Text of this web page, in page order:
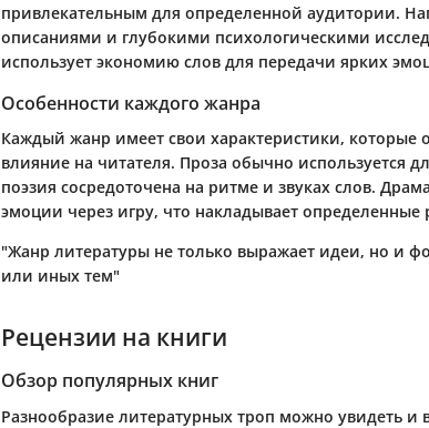
привлекательным для определенной аудитории.
описаниями и глубокими психологическими
использует экономию слов для передачи ярких
Особенности каждого жанра
Каждый жанр имеет свои характеристики, которые
влияние на читателя. Проза обычно используется
поэзия сосредоточена на ритме и звуках слов.
эмоции через игру, что накладывает определенные
"Жанр литературы не только выражает идеи, но и
или иных тем"
Рецензии на книги
Обзор популярных книг
Разнообразие литературных троп можно увидеть и